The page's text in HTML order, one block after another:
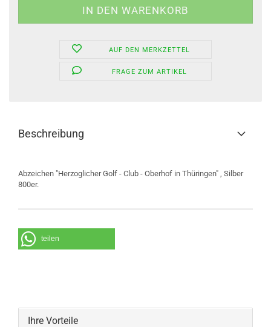
AUF DEN MERKZETTEL
FRAGE ZUM ARTIKEL
Beschreibung
Abzeichen "Herzoglicher Golf - Club - Oberhof in Thüringen" , Silber
800er.
teilen
Ihre Vorteile